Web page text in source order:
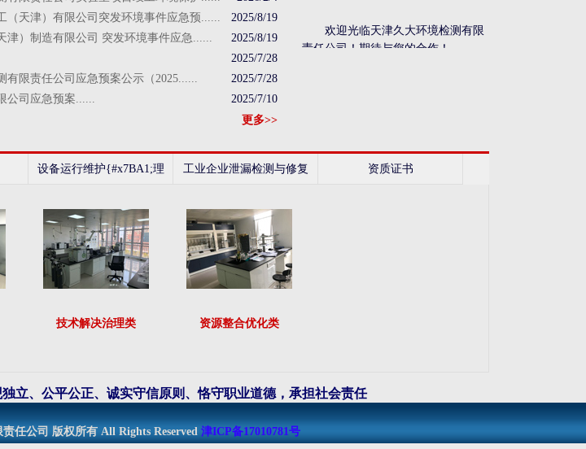
（天津）有限公司突发环境事件应急预......
2025/8/19
津）制造有限公司 突发环境事件应急......
2025/8/19
2025/7/28
有限责任公司应急预案公示（2025......
2025/7/28
公司应急预案......
2025/7/10
更多>>
责任公司！期待与您的合作！
设备运行维护{#x7BA1;理 工业企业泄漏检测与修复 资质证书
技术解决治理类 资源整合优化类
立、公平公正、诚实守信原则、恪守职业道德，承担社会责任
任公司 版权所有 All Rights Reserved 津ICP备17010781号